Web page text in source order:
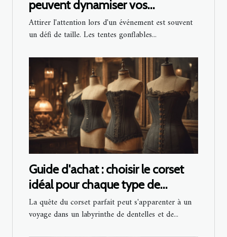
peuvent dynamiser vos
événements
Attirer l'attention lors d'un événement est souvent
un défi de taille. Les tentes gonflables...
Guide d'achat : choisir le corset
idéal pour chaque type de
silhouette
La quête du corset parfait peut s'apparenter à un
voyage dans un labyrinthe de dentelles et de...